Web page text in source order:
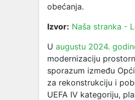
obećanja.
Izvor: Naša stranka -
U augustu 2024.
modernizaciju
sporazum između
za rekonstrukciju i
UEFA IV kategoriju,